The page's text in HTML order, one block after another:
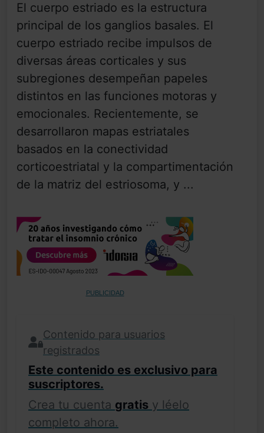
El cuerpo estriado es la estructura
principal de los ganglios basales. El
cuerpo estriado recibe impulsos de
diversas áreas corticales y sus
subregiones desempeñan papeles
distintos en las funciones motoras y
emocionales. Recientemente, se
desarrollaron mapas estriatales
basados ​​en la conectividad
corticoestriatal y la compartimentación
de la matriz del estriosoma, y ​...
PUBLICIDAD
Contenido para usuarios
registrados
Este contenido es exclusivo para
suscriptores.
Crea tu cuenta gratis y léelo
completo ahora.